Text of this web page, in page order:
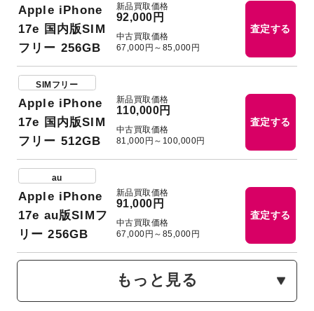
Apple iPhone
17e 国内版SIM
フリー 256GB
新品買取価格
92,000円
中古買取価格
67,000円～85,000円
査定する
SIMフリー
Apple iPhone
17e 国内版SIM
フリー 512GB
新品買取価格
110,000円
中古買取価格
81,000円～100,000円
査定する
au
Apple iPhone
17e au版SIMフ
リー 256GB
新品買取価格
91,000円
中古買取価格
67,000円～85,000円
査定する
もっと見る